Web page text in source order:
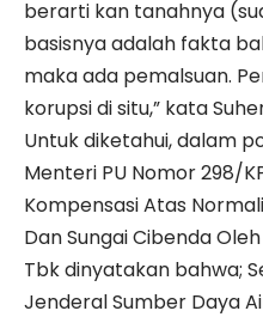
berarti kan tanahnya
basisnya adalah fakta
maka ada pemalsuan.
korupsi di situ,” kata
Untuk diketahui, dalam
Menteri PU Nomor 298/
Kompensasi Atas
Dan Sungai Cibenda
Tbk dinyatakan bahwa;
Jenderal Sumber Daya